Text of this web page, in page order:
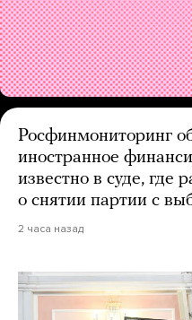
Росфинмониторинг
иностранное
известно в суде, где
о снятии партии с
2 часа назад